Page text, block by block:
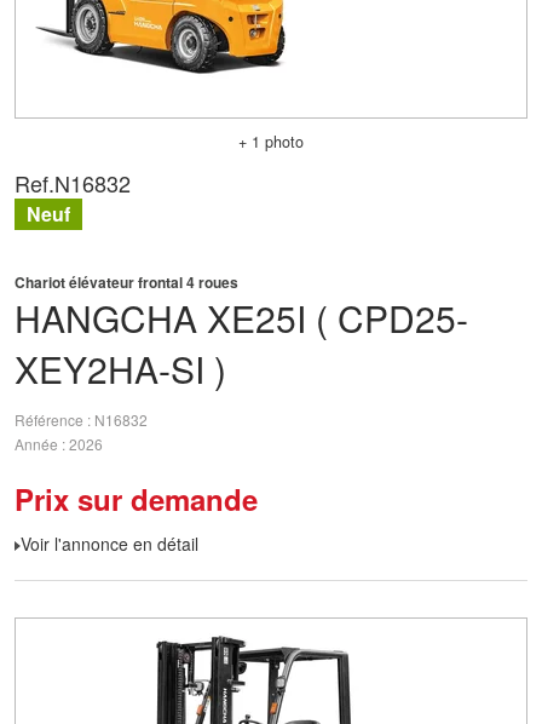
+ 1 photo
HANGCHA XE25I ( CPD25-
XEY2HA-SI )
Chariot élévateur frontal 4 roues
Référence
N16832
Année 2026
Prix sur demande
Voir l'annonce en détail
Ref.N16832
Neuf